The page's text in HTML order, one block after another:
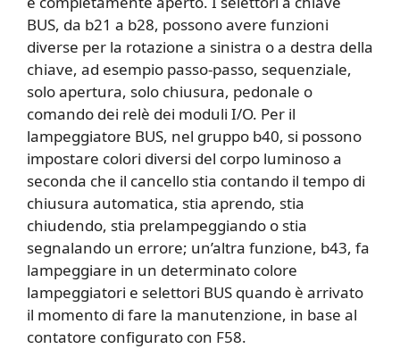
BUS, da b21 a b28, possono avere funzioni
diverse per la rotazione a sinistra o a destra della
chiave, ad esempio passo-passo, sequenziale,
solo apertura, solo chiusura, pedonale o
comando dei relè dei moduli I/O. Per il
lampeggiatore BUS, nel gruppo b40, si possono
impostare colori diversi del corpo luminoso a
seconda che il cancello stia contando il tempo di
chiusura automatica, stia aprendo, stia
chiudendo, stia prelampeggiando o stia
segnalando un errore; un’altra funzione, b43, fa
lampeggiare in un determinato colore
lampeggiatori e selettori BUS quando è arrivato
il momento di fare la manutenzione, in base al
contatore configurato con F58.